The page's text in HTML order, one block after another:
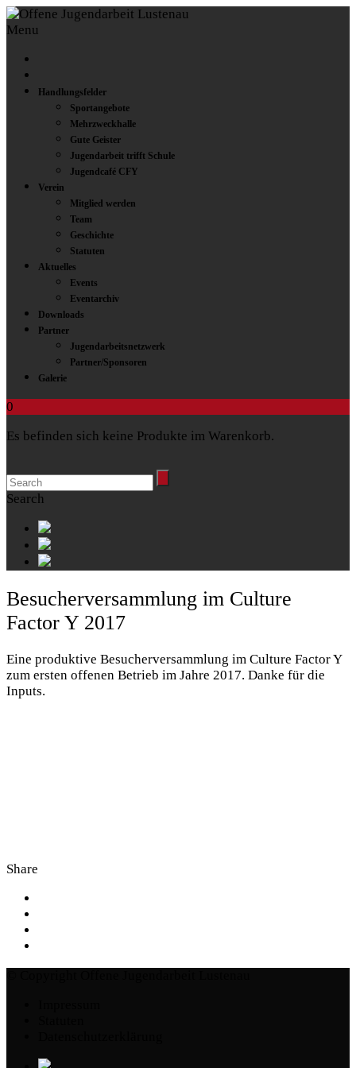
Menu
Handlungsfelder
Sportangebote
Mehrzweckhalle
Gute Geister
Jugendarbeit trifft Schule
Jugendcafé CFY
Verein
Mitglied werden
Team
Geschichte
Statuten
Aktuelles
Events
Eventarchiv
Downloads
Partner
Jugendarbeitsnetzwerk
Partner/Sponsoren
Galerie
0
Es befinden sich keine Produkte im Warenkorb.
Search
Besucherversammlung im Culture
Factor Y 2017
Eine produktive Besucherversammlung im Culture Factor Y
zum ersten offenen Betrieb im Jahre 2017. Danke für die
Inputs.
Share